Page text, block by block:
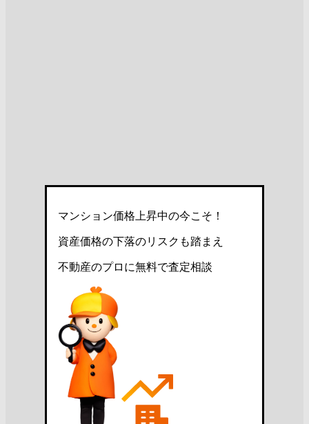
マンション価格上昇中の今こそ！
資産価格の下落のリスクも踏まえ
不動産のプロに無料で査定相談